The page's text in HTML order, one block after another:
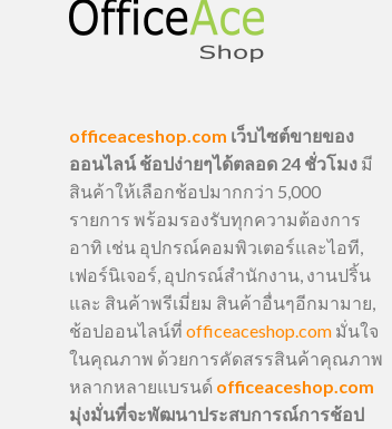
officeaceshop.com เว็บไซต์ขายของ
ออนไลน์ ช้อปง่ายๆได้ตลอด 24 ชั่วโมง มี
สินค้าให้เลือกช้อปมากกว่า 5,000
รายการ พร้อมรองรับทุกความต้องการ
อาทิ เช่น อุปกรณ์คอมพิวเตอร์และไอที,
เฟอร์นิเจอร์, อุปกรณ์สำนักงาน, งานปริ้น
และ สินค้าพรีเมี่ยม สินค้าอื่นๆอีกมามาย,
ช้อปออนไลน์ที่ officeaceshop.com มั่นใจ
ในคุณภาพ ด้วยการคัดสรรสินค้าคุณภาพ
หลากหลายแบรนด์ officeaceshop.com
มุ่งมั่นที่จะพัฒนาประสบการณ์การช้อป